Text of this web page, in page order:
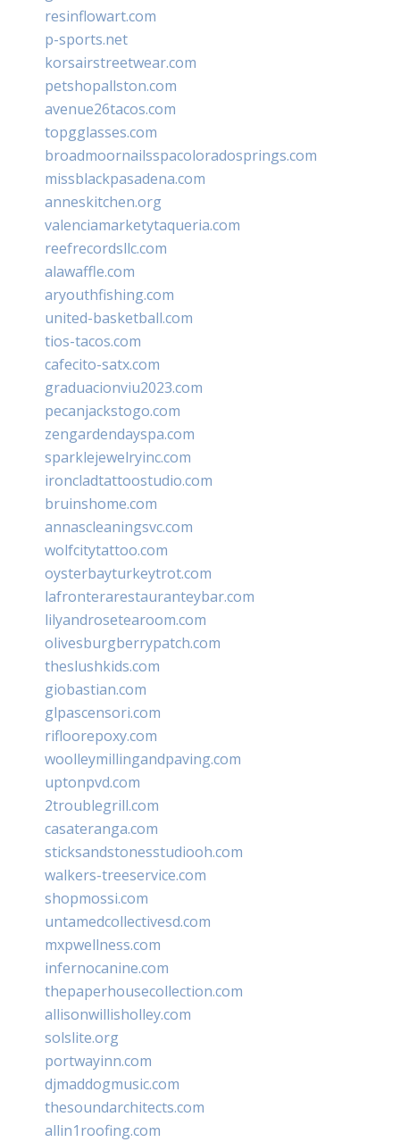
resinflowart.com
p-sports.net
korsairstreetwear.com
petshopallston.com
avenue26tacos.com
topgglasses.com
broadmoornailsspacoloradosprings.com
missblackpasadena.com
anneskitchen.org
valenciamarketytaqueria.com
reefrecordsllc.com
alawaffle.com
aryouthfishing.com
united-basketball.com
tios-tacos.com
cafecito-satx.com
graduacionviu2023.com
pecanjackstogo.com
zengardendayspa.com
sparklejewelryinc.com
ironcladtattoostudio.com
bruinshome.com
annascleaningsvc.com
wolfcitytattoo.com
oysterbayturkeytrot.com
lafronterarestauranteybar.com
lilyandrosetearoom.com
olivesburgberrypatch.com
theslushkids.com
giobastian.com
glpascensori.com
rifloorepoxy.com
woolleymillingandpaving.com
uptonpvd.com
2troublegrill.com
casateranga.com
sticksandstonesstudiooh.com
walkers-treeservice.com
shopmossi.com
untamedcollectivesd.com
mxpwellness.com
infernocanine.com
thepaperhousecollection.com
allisonwillisholley.com
solslite.org
portwayinn.com
djmaddogmusic.com
thesoundarchitects.com
allin1roofing.com